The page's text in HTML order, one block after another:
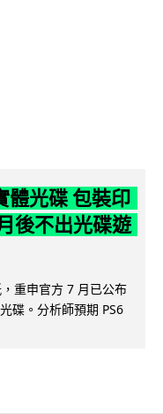
光碟 包裝印
後不出光碟遊
重申官方 7 月已公布
碟。分析師預期 PS6